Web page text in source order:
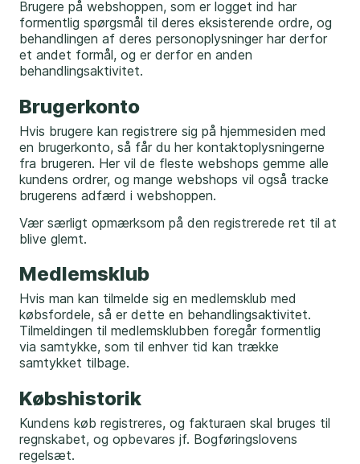
Brugere på webshoppen, som er logget ind har
formentlig spørgsmål til deres eksisterende ordre, og
behandlingen af deres personoplysninger har derfor
et andet formål, og er derfor en anden
behandlingsaktivitet.
Brugerkonto
Hvis brugere kan registrere sig på hjemmesiden med
en brugerkonto, så får du her kontaktoplysningerne
fra brugeren. Her vil de fleste webshops gemme alle
kundens ordrer, og mange webshops vil også tracke
brugerens adfærd i webshoppen.
Vær særligt opmærksom på den registrerede ret til at
blive glemt.
Medlemsklub
Hvis man kan tilmelde sig en medlemsklub med
købsfordele, så er dette en behandlingsaktivitet.
Tilmeldingen til medlemsklubben foregår formentlig
via samtykke, som til enhver tid kan trække
samtykket tilbage.
Købshistorik
Kundens køb registreres, og fakturaen skal bruges til
regnskabet, og opbevares jf. Bogføringslovens
regelsæt.